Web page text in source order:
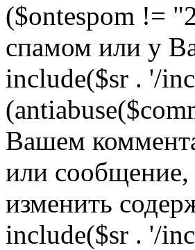
($ontespom !=
спамом или у
include($sr . '/
Вашем
или сообщение,
изменить
include($sr . '/